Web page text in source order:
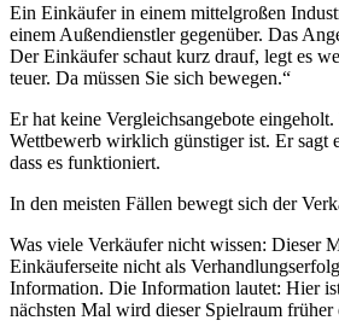
Ein Einkäufer in einem mittelgroßen
einem Außendienstler gegenüber. Das
Der Einkäufer schaut kurz drauf, legt es
teuer. Da müssen Sie sich bewegen.“
Er hat keine Vergleichsangebote
Wettbewerb wirklich günstiger ist. Er sagt
dass es funktioniert.
In den meisten Fällen bewegt sich der
Was viele Verkäufer nicht wissen: Dieser
Einkäuferseite nicht als
Information. Die Information lautet: Hier
nächsten Mal wird dieser Spielraum früher